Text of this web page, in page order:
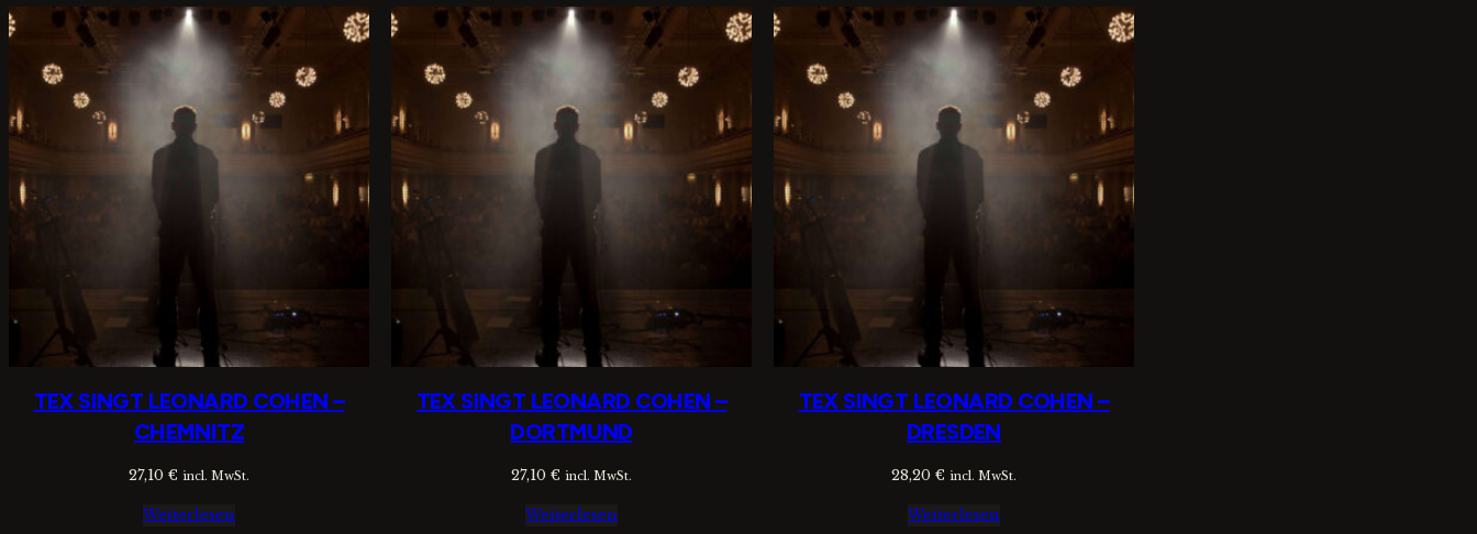
TEX SINGT LEONARD COHEN –
CHEMNITZ
27,10 € incl. MwSt.
Weiterlesen
TEX SINGT LEONARD COHEN –
DORTMUND
27,10 € incl. MwSt.
Weiterlesen
TEX SINGT LEONARD COHEN –
DRESDEN
28,20 € incl. MwSt.
Weiterlesen